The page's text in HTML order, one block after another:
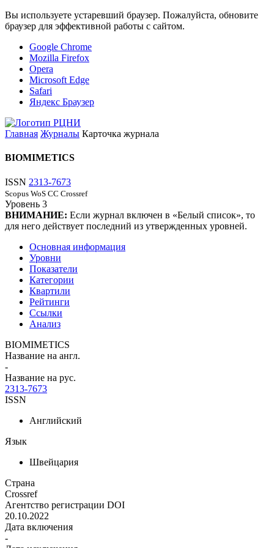
Вы используете устаревший браузер. Пожалуйста, обновите
браузер для эффективной работы с сайтом.
Google Chrome
Mozilla Firefox
Opera
Microsoft Edge
Safari
Яндекс Браузер
Главная Журналы Карточка журнала
BIOMIMETICS
ISSN 2313-7673
Scopus WoS CC Crossref
Уровень 3
ВНИМАНИЕ: Если журнал включен в «Белый список», то
для него действует последний из утвержденных уровней.
Основная информация
Уровни
Показатели
Категории
Квартили
Рейтинги
Ссылки
Анализ
BIOMIMETICS
Название на англ.
-
Название на рус.
2313-7673
ISSN
Английский
Язык
Швейцария
Страна
Crossref
Агентство регистрации DOI
20.10.2022
Дата включения
-